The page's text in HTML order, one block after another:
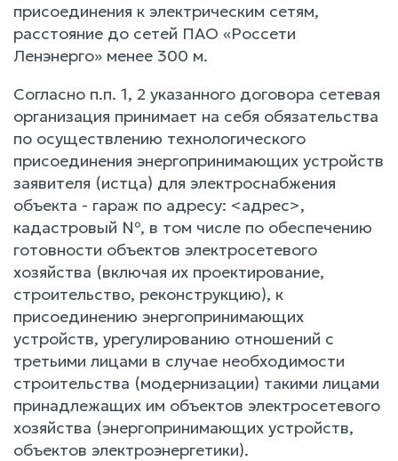
присоединения к электрическим сетям,
расстояние до сетей ПАО «Россети
Ленэнерго» менее 300 м.
Согласно п.п. 1, 2 указанного договора сетевая
организация принимает на себя обязательства
по осуществлению технологического
присоединения энергопринимающих устройств
заявителя (истца) для электроснабжения
объекта - гараж по адресу: <адрес>,
кадастровый №, в том числе по обеспечению
готовности объектов электросетевого
хозяйства (включая их проектирование,
строительство, реконструкцию), к
присоединению энергопринимающих
устройств, урегулированию отношений с
третьими лицами в случае необходимости
строительства (модернизации) такими лицами
принадлежащих им объектов электросетевого
хозяйства (энергопринимающих устройств,
объектов электроэнергетики).